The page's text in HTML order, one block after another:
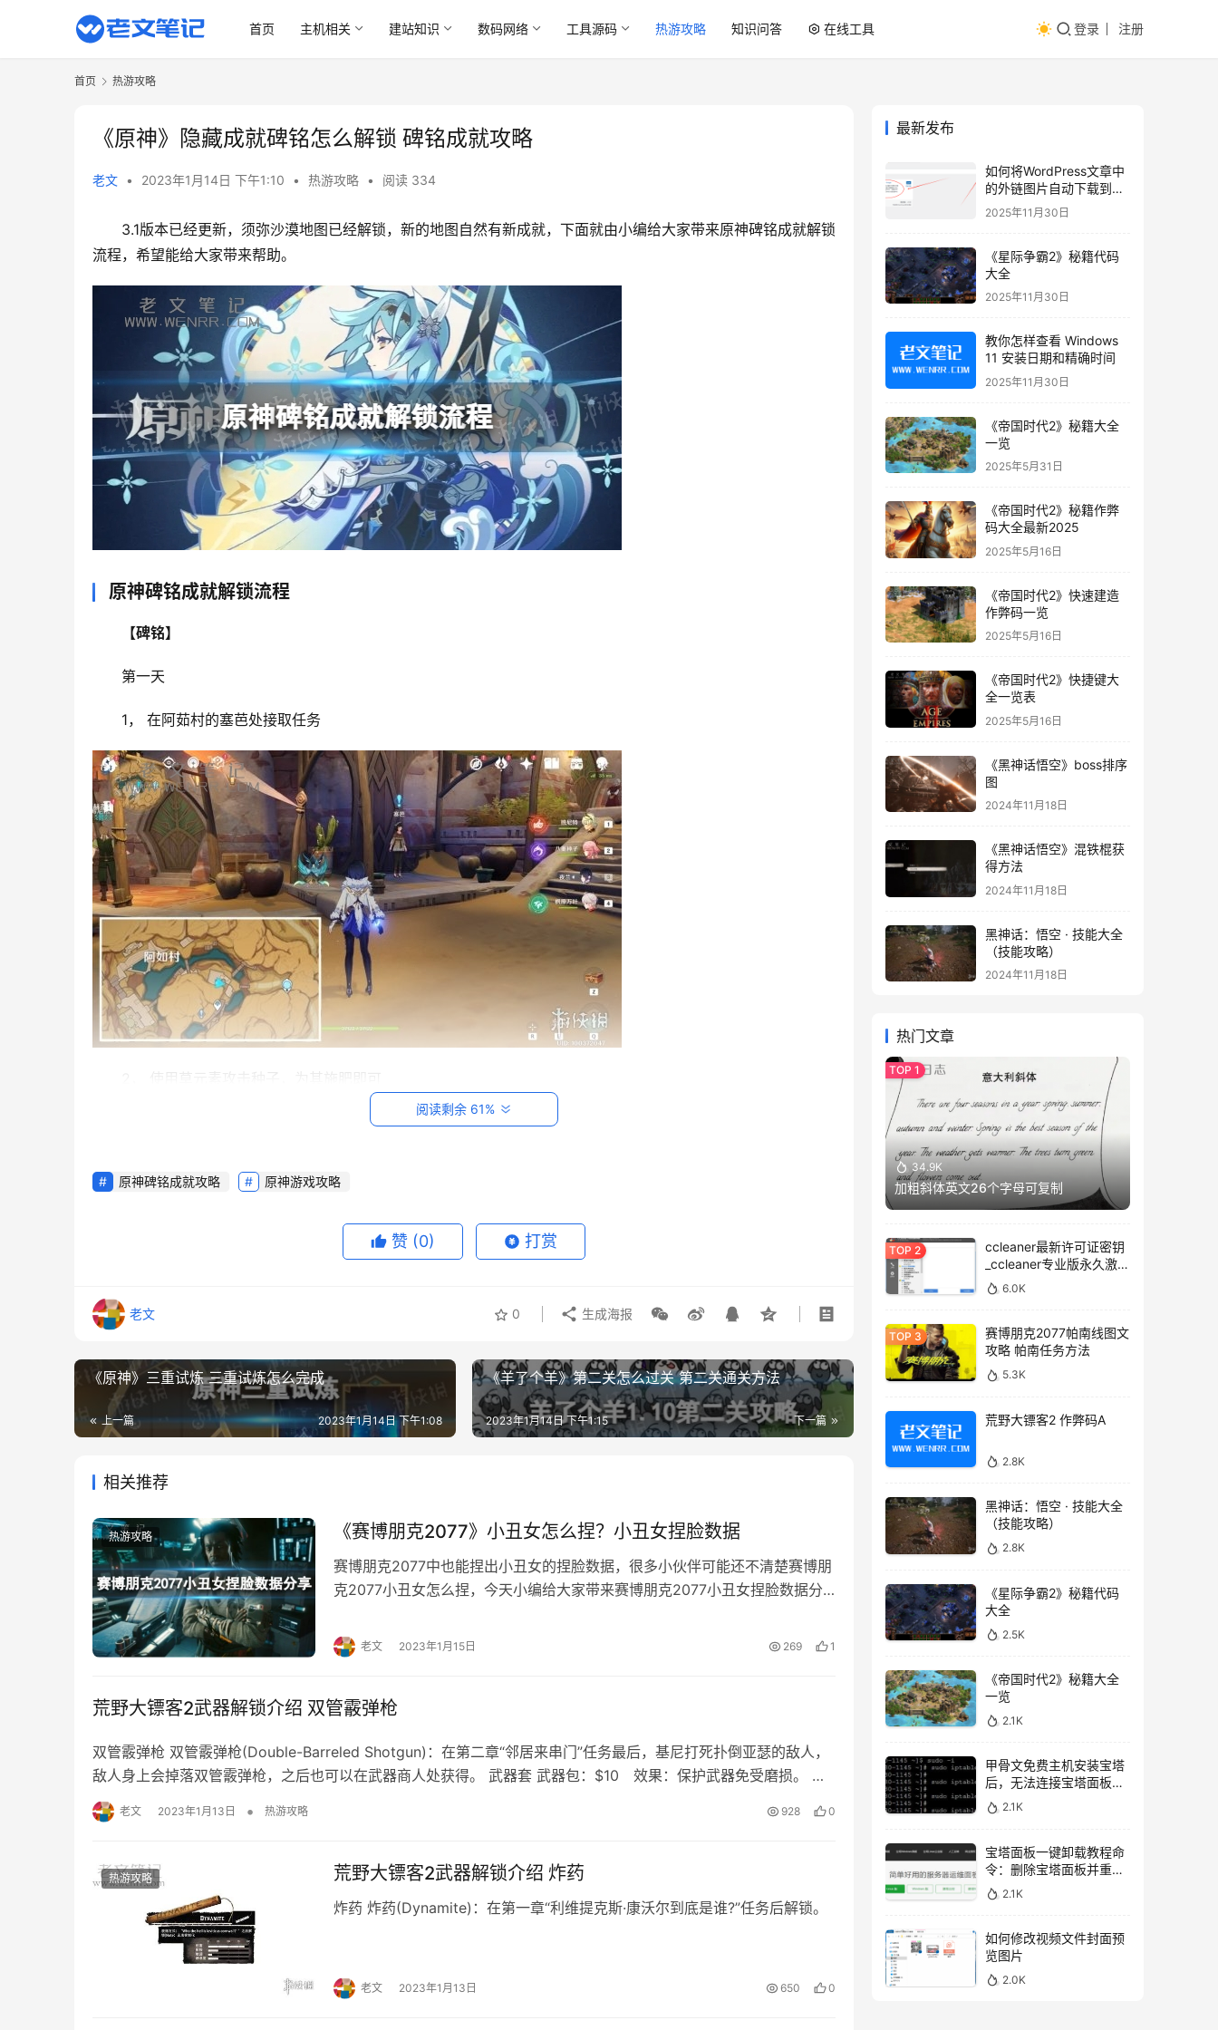
首页 主机相关 建站知识 数码网络 工具源码 热游攻略 知识问答 在线工具 登录 注册
首页 热游攻略
《原神》隐藏成就碑铭怎么解锁 碑铭成就攻略
老文 • 2023年1月14日 下午1:10 • 热游攻略 • 阅读 334
3.1版本已经更新，须弥沙漠地图已经解锁，新的地图自然有新成就，下面就由小编给大家带来原神碑铭成就解锁
流程，希望能给大家带来帮助。
原神碑铭成就解锁流程
【碑铭】
第一天
1， 在阿茹村的塞芭处接取任务
3，任务完成，再与塞芭对话一次，给与她蔷薇种子
并得知，村子北边有一个种石头花的老人
献给某人的蔷薇，如荆棘一般多刺
4，之后我们来这个位置，与阿凡对话
阅读剩余 61%
原神碑铭成就攻略 原神游戏攻略
赞 (0) 打赏
老文 0 生成海报
《原神》三重试炼 三重试炼怎么完成
上一篇 2023年1月14日 下午1:08
《羊了个羊》第二关怎么过关 第二关通关方法
下一篇
2023年1月14日 下午1:15
相关推荐
热游攻略 《赛博朋克2077》小丑女怎么捏？小丑女捏脸数据
赛博朋克2077中也能捏出小丑女的捏脸数据，很多小伙伴可能还不清楚赛博朋
克2077小丑女怎么捏，今天小编给大家带来赛博朋克2077小丑女捏脸数据分
数据： 效果图： 捏脸数据： 肤色 第一个 皮肤类型 4 发型 随意设置 眼睛 10
眉毛 5 鼻子4 嘴巴7 下巴10 牙齿 0 唇妆 1 …
老文 2023年1月15日 269 1
荒野大镖客2武器解锁介绍 双管霰弹枪
双管霰弹枪 双管霰弹枪(Double-Barreled Shotgun)：在第二章“邻居来串门”任务最后，基尼打死扑倒亚瑟的敌人，
敌人身上会掉落双管霰弹枪，之后也可以在武器商人处获得。 武器套 武器包：$10 效果：保护武器免受磨损。 范
围 改进：$15 效果：增加攻击范围。 纹理 直纹：$14 效果：外观变化。 宽粒：$20 效果：外观变化。 机
瞄 改…
老文 2023年1月13日 • 热游攻略 928 0
热游攻略 荒野大镖客2武器解锁介绍 炸药
炸药 炸药(Dynamite)：在第一章“利维提克斯·康沃尔到底是谁?”任务后解锁。
老文 2023年1月13日 650 0
最新发布
如何将WordPress文章中
的外链图片自动下载到本
地？
2025年11月30日
《星际争霸2》秘籍代码
大全
2025年11月30日
教你怎样查看 Windows
11 安装日期和精确时间
2025年11月30日
《帝国时代2》秘籍大全
一览
2025年5月31日
《帝国时代2》秘籍作弊
码大全最新2025
2025年5月16日
《帝国时代2》快速建造
作弊码一览
2025年5月16日
《帝国时代2》快捷键大
全一览表
2025年5月16日
《黑神话悟空》boss排序
图
2024年11月18日
《黑神话悟空》混铁棍获
得方法
2024年11月18日
黑神话：悟空 · 技能大全
（技能攻略）
2024年11月18日
热门文章
34.9K
加粗斜体英文26个字母可复制
ccleaner最新许可证密钥
_ccleaner专业版永久激活
码 6.0K
赛博朋克2077帕南线图文
攻略 帕南任务方法
5.3K
荒野大镖客2 作弊码A
2.8K
黑神话：悟空 · 技能大全
（技能攻略）
2.8K
《星际争霸2》秘籍代码
大全
2.5K
《帝国时代2》秘籍大全
一览
2.1K
甲骨文免费主机安装宝塔
后，无法连接宝塔面板的
解决方法
2.1K
宝塔面板一键卸载教程命
令：删除宝塔面板并重新
开始安装
2.1K
如何修改视频文件封面预
览图片
2.0K